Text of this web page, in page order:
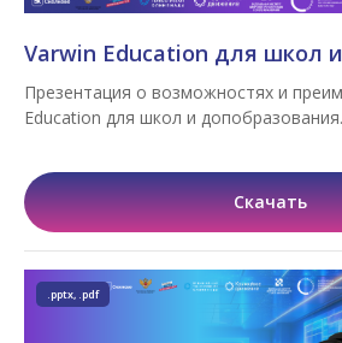
Varwin Education для школ
Презентация о возможностях и
Education для школ и допобразования.
Скачать
.pptx, .pdf